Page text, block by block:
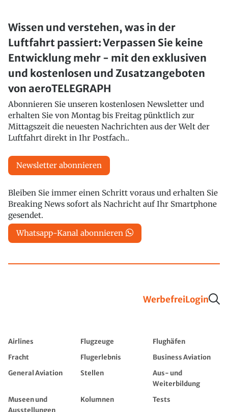
Wissen und verstehen, was in der
Luftfahrt passiert: Verpassen Sie keine
Entwicklung mehr - mit den exklusiven
und kostenlosen und Zusatzangeboten
von aeroTELEGRAPH
Abonnieren Sie unseren kostenlosen Newsletter und
erhalten Sie von Montag bis Freitag pünktlich zur
Mittagszeit die neuesten Nachrichten aus der Welt der
Luftfahrt direkt in Ihr Postfach..
Newsletter abonnieren
Bleiben Sie immer einen Schritt voraus und erhalten Sie
Breaking News sofort als Nachricht auf Ihr Smartphone
gesendet.
Whatsapp-Kanal abonnieren
WerbefreiLogin
Airlines Flugzeuge
Flughäfen
Fracht
Flugerlebnis
Business Aviation
General Aviation
Stellen
Aus- und
Weiterbildung
Museen und
Ausstellungen
Kolumnen Tests